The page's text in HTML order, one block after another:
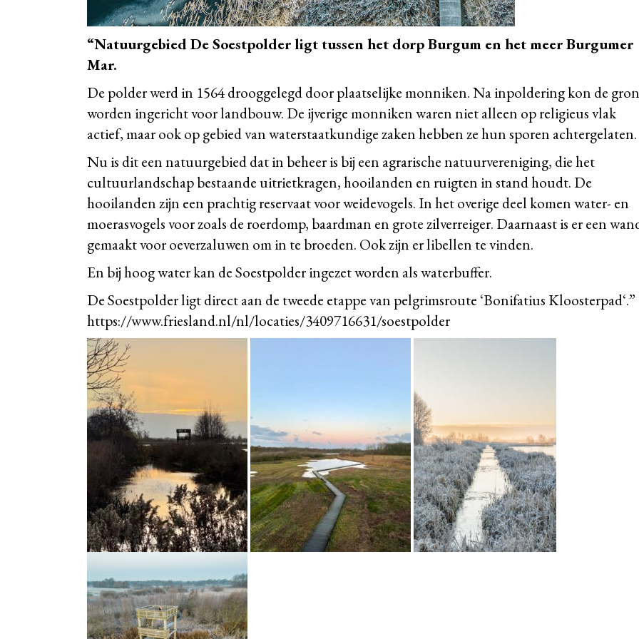
“Natuurgebied De Soestpolder ligt tussen het dorp Burgum en het meer Burgumer
Mar.
De polder werd in 1564 drooggelegd door plaatselijke monniken. Na inpoldering kon de
worden ingericht voor landbouw. De ijverige monniken waren niet alleen op religieus vlak
actief, maar ook op gebied van waterstaatkundige zaken hebben ze hun sporen achtergelaten.
Nu is dit een natuurgebied dat in beheer is bij een agrarische natuurvereniging, die het
cultuurlandschap bestaande uitrietkragen, hooilanden en ruigten in stand houdt. De
hooilanden zijn een prachtig reservaat voor weidevogels. In het overige deel komen water- en
moerasvogels voor zoals de roerdomp, baardman en grote zilverreiger. Daarnaast is er een
gemaakt voor oeverzaluwen om in te broeden. Ook zijn er libellen te vinden.
En bij hoog water kan de Soestpolder ingezet worden als waterbuffer.
De Soestpolder ligt direct aan de tweede etappe van pelgrimsroute ‘Bonifatius Kloosterpad‘.”
https://www.friesland.nl/nl/locaties/3409716631/soestpolder